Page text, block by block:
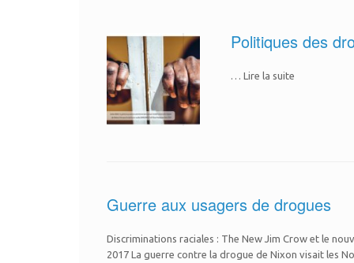
Politiques des
… Lire la suite
Guerre aux usagers de drogues
Discriminations raciales : The New Jim Crow et le
2017 La guerre contre la drogue de Nixon visait les